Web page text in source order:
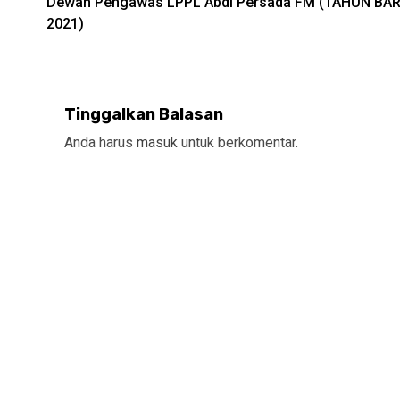
Reading
2021)
Tinggalkan Balasan
Anda harus masuk untuk berkomentar.